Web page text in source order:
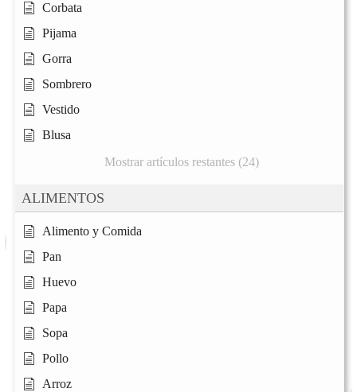
Corbata
Pijama
Gorra
Sombrero
Vestido
Blusa
Mostrar artículos restantes (24)
ALIMENTOS
Alimento y Comida
Pan
Huevo
Papa
Sopa
Pollo
Arroz